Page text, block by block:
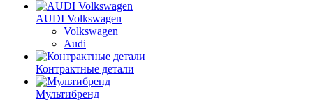
AUDI Volkswagen
Volkswagen
Audi
Контрактные детали
Мультибренд